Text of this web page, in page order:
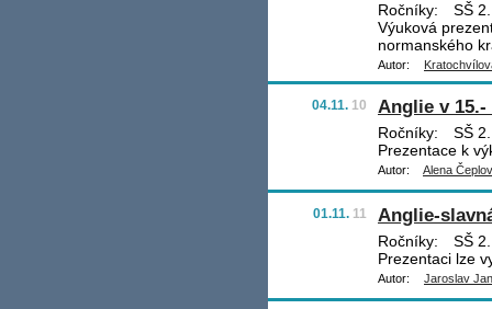
Ročníky:
SŠ
Výuková
normanského
Autor:
04.11. 10 Anglie v
Ročníky:
SŠ
Prezentace k
Autor: Alena
01.11. 11 Anglie-
Ročníky:
SŠ
Prezentaci lze
Autor: Jaroslav